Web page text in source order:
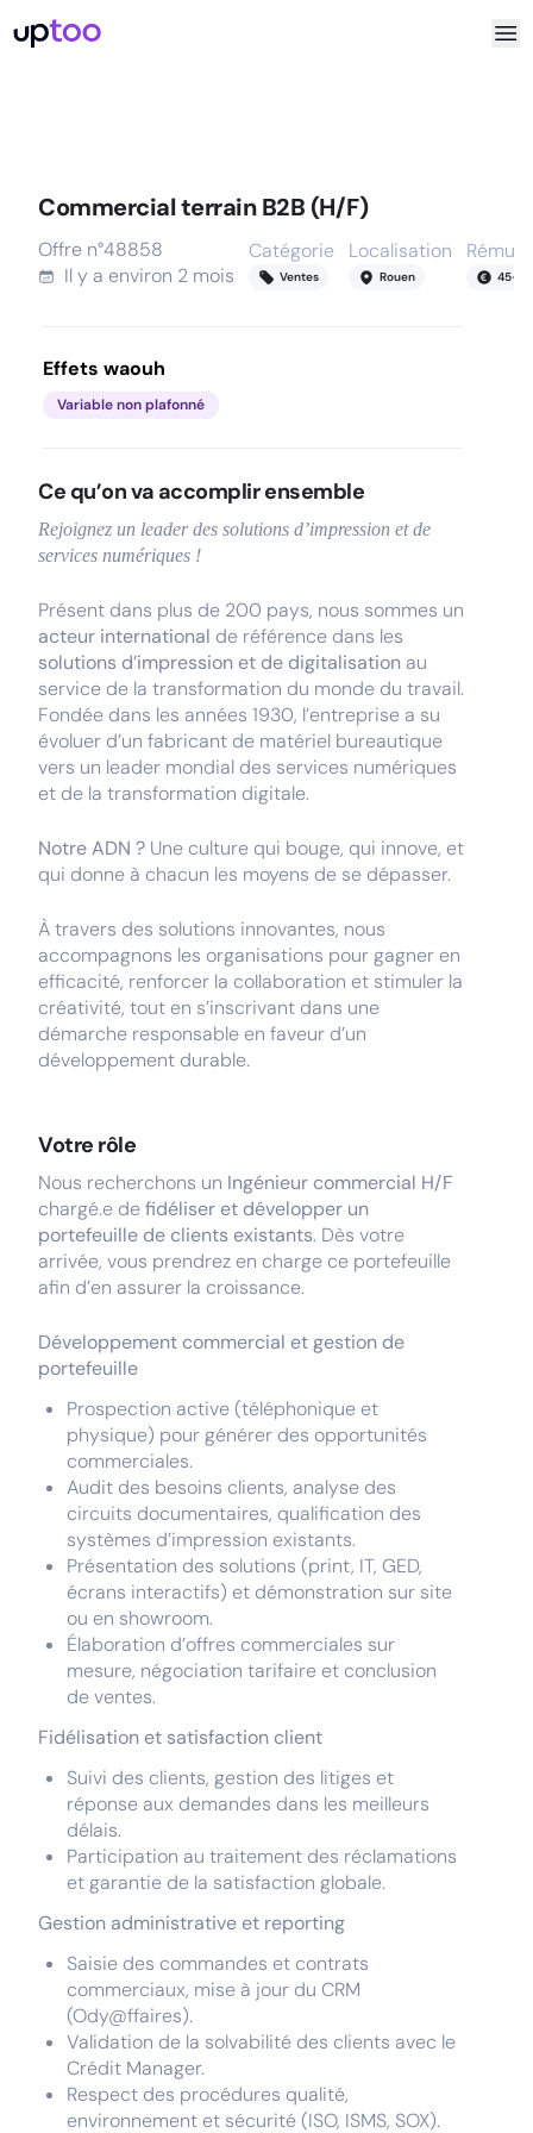
Commercial terrain B2B (H/F)
Offre n°48858
Il y a environ 2 mois
Catégorie
Ventes
Localisation
Rouen 45-
Effets waouh
Variable non plafonné
Ce qu’on va accomplir ensemble
Rejoignez un leader des solutions d’impression et de
services numériques !
Présent dans plus de 200 pays, nous sommes un
acteur international de référence dans les
solutions d’impression et de digitalisation au
service de la transformation du monde du travail.
Fondée dans les années 1930, l’entreprise a su
évoluer d’un fabricant de matériel bureautique
vers un leader mondial des services numériques
et de la transformation digitale.
Notre ADN ? Une culture qui bouge, qui innove, et
qui donne à chacun les moyens de se dépasser.
À travers des solutions innovantes, nous
accompagnons les organisations pour gagner en
efficacité, renforcer la collaboration et stimuler la
créativité, tout en s’inscrivant dans une
démarche responsable en faveur d’un
développement durable.
Votre rôle
Nous recherchons un Ingénieur commercial H/F
chargé.e defidéliser et développer un
portefeuille de clients existants. Dès votre
arrivée, vous prendrez en charge ce portefeuille
afin d’en assurer la croissance.
Développement commercial et gestion de
portefeuille
Prospection active (téléphonique et
physique) pour générer des opportunités
commerciales.
Audit des besoins clients, analyse des
circuits documentaires, qualification des
systèmes d’impression existants.
Présentation des solutions (print, IT, GED,
écrans interactifs) et démonstration sur site
ou en showroom.
Élaboration d’offres commerciales sur
mesure, négociation tarifaire et conclusion
de ventes.
Fidélisation et satisfaction client
Suivi des clients, gestion des litiges et
réponse aux demandes dans les meilleurs
délais.
Participation au traitement des réclamations
et garantie de la satisfaction globale.
Gestion administrative et reporting
Saisie des commandes et contrats
commerciaux, mise à jour du CRM
(Ody@ffaires).
Validation de la solvabilité des clients avec le
Crédit Manager.
Respect des procédures qualité,
environnement et sécurité (ISO, ISMS, SOX).